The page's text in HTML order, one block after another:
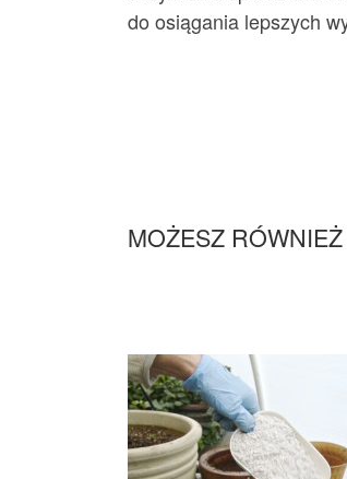
do osiągania lepszych
MOŻESZ